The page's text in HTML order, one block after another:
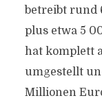
betreibt rund
plus etwa 5
hat komplett
umgestellt
Millionen